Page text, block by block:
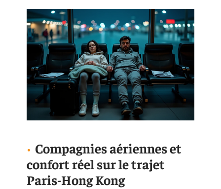
Compagnies aériennes et
confort réel sur le trajet
Paris-Hong Kong